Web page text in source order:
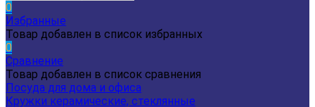
0
Избранные
Товар добавлен в список избранных
0
Сравнение
Товар добавлен в список сравнения
Посуда для дома и офиса
Кружки керамические, стеклянные